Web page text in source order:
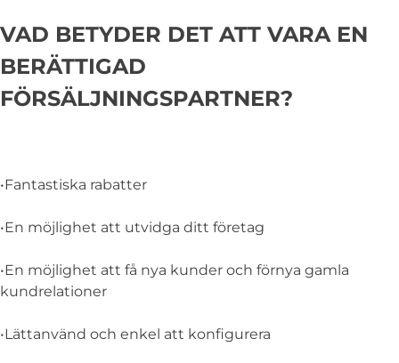
VAD BETYDER DET ATT VARA EN
BERÄTTIGAD
FÖRSÄLJNINGSPARTNER?
•Fantastiska rabatter
•En möjlighet att utvidga ditt företag
•En möjlighet att få nya kunder och förnya gamla
kundrelationer
•Lättanvänd och enkel att konfigurera